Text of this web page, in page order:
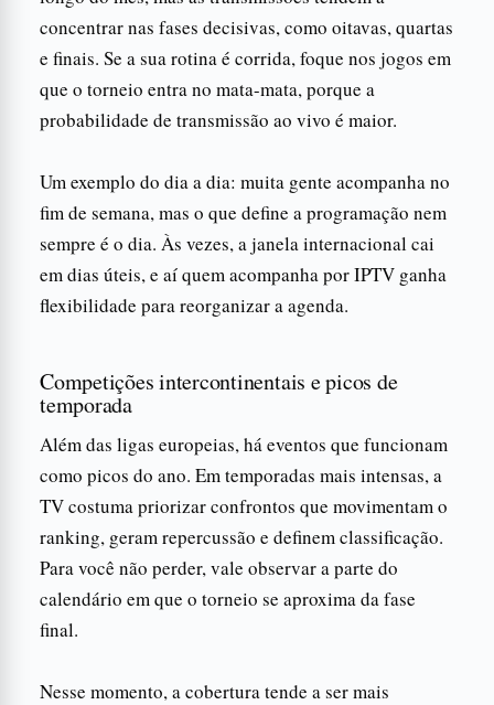
concentrar nas fases decisivas, como oitavas, quartas
e finais. Se a sua rotina é corrida, foque nos jogos em
que o torneio entra no mata-mata, porque a
probabilidade de transmissão ao vivo é maior.
Um exemplo do dia a dia: muita gente acompanha no
fim de semana, mas o que define a programação nem
sempre é o dia. Às vezes, a janela internacional cai
em dias úteis, e aí quem acompanha por IPTV ganha
flexibilidade para reorganizar a agenda.
Competições intercontinentais e picos de
temporada
Além das ligas europeias, há eventos que funcionam
como picos do ano. Em temporadas mais intensas, a
TV costuma priorizar confrontos que movimentam o
ranking, geram repercussão e definem classificação.
Para você não perder, vale observar a parte do
calendário em que o torneio se aproxima da fase
final.
Nesse momento, a cobertura tende a ser mais